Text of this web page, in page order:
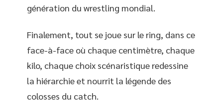
génération du wrestling mondial.
Finalement, tout se joue sur le ring, dans ce
face-à-face où chaque centimètre, chaque
kilo, chaque choix scénaristique redessine
la hiérarchie et nourrit la légende des
colosses du catch.